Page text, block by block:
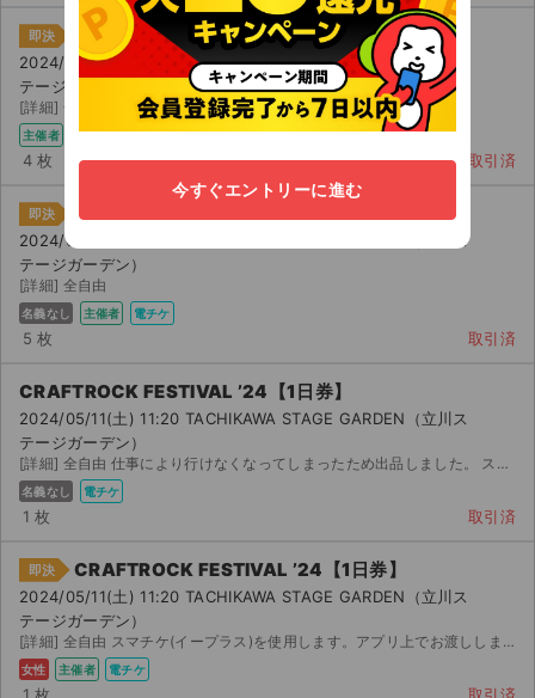
即決 CRAFTROCK FESTIVAL ’24【1日券】
2024/05/11(土) 11:20 TACHIKAWA STAGE GARDEN（立川ス
テージガーデン）
[詳細] 全自由
主催者 電チケ
4 枚 取引済
即決 CRAFTROCK FESTIVAL ’24【1日券】
2024/05/11(土) 11:20 TACHIKAWA STAGE GARDEN（立川ス
テージガーデン）
[詳細] 全自由
名義なし 主催者 電チケ
5 枚 取引済
CRAFTROCK FESTIVAL ’24【1日券】
2024/05/11(土) 11:20 TACHIKAWA STAGE GARDEN（立川ス
テージガーデン）
[詳細] 全自由 仕事により行けなくなってしまったため出品しました。 スマチケ(イープラス)を使用します...
名義なし 電チケ
1 枚 取引済
即決 CRAFTROCK FESTIVAL ’24【1日券】
2024/05/11(土) 11:20 TACHIKAWA STAGE GARDEN（立川ス
テージガーデン）
[詳細] 全自由 スマチケ(イープラス)を使用します。アプリ上でお渡ししますので、アプリのダウンロードを...
女性 主催者 電チケ
今すぐエントリーに進む